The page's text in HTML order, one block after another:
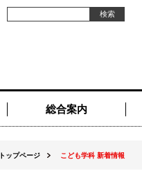
総合案内
トップページ こども学科 新着情報